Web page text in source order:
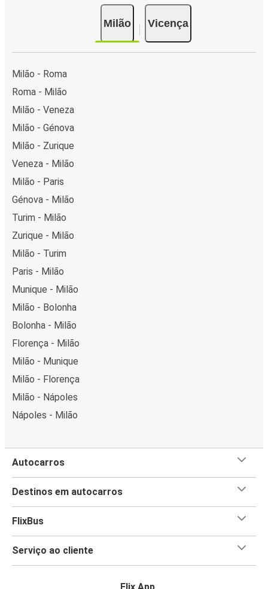
Milão Vicença
Milão - Roma
Roma - Milão
Milão - Veneza
Milão - Génova
Milão - Zurique
Veneza - Milão
Milão - Paris
Génova - Milão
Turim - Milão
Zurique - Milão
Milão - Turim
Paris - Milão
Munique - Milão
Milão - Bolonha
Bolonha - Milão
Florença - Milão
Milão - Munique
Milão - Florença
Milão - Nápoles
Nápoles - Milão
Autocarros
Destinos em autocarros
FlixBus
Serviço ao cliente
Flix App